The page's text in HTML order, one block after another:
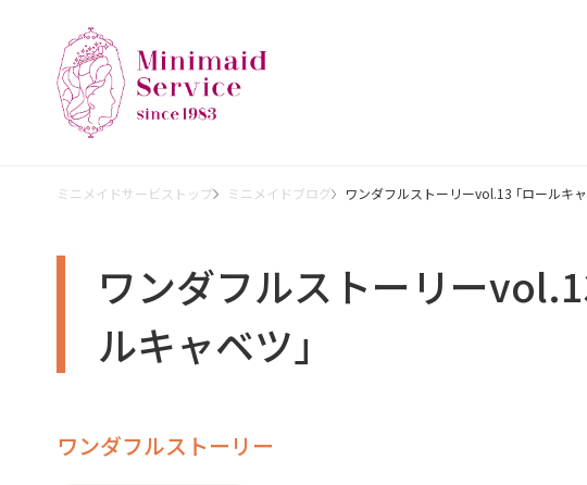
ミニメイドサービストップ ミニメイドブログ ワンダフルストーリーvol.13 ｢ロールキ
ワンダフルストーリー
ルキャベツ｣
ワンダフルストーリー